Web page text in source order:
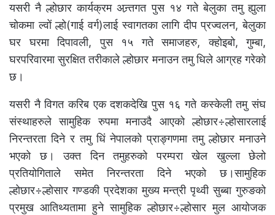
यसरी नै ल्होछार कार्यक्रम अन्र्तगत पुस १४ गते बेलुका तमु ह्युला
चोकमा ल्वों ल्हो(गाई वर्ग)लाई स्वागतका लागि दीप प्रज्वलन, बेलुका
घर घरमा दिपावली, पुस १५ गते समाजहरु, क्होइबो, गुम्बा,
घरपरिवारमा सुरक्षित तरीकाले ल्होछार मनाउन तमु धिले आग्रह गरेको
छ।
यसरी नै विगत करिब एक दशकदेखि पुस १६ गते कस्केली तमु संघ
संस्थाहरुले सामुहिक रुपमा मनाउदै आएको ल्होछार÷ल्होसारलाई
निरन्तरता दिने र तमु धिं नेपालको प्राङ्गणमा तमु ल्होछार मनाउने
भएको छ। उक्त दिन तमुहरुको परम्परा खेल खुल्ला छेलो
प्रतियोगिताले समेत निरन्तरता दिने भएको छ।सामुहिक
ल्होछार÷ल्होसार गण्डकी प्रदेशका मुख्य मन्त्री पृथ्वी सुब्बा गुरुङको
प्रमुख आतिथ्यतामा हुने सामुहिक ल्होछार÷ल्होसार मुल आयोजक